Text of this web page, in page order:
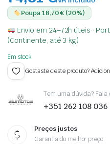
Poupa 18,70 € (20%)
Envio em 24–72h úteis ·
(Continente, até 3 kg)
Em stock
Gostaste deste produto?
Tem uma dúvida? Fala
+351 262 108 036
Preços justos
Garantia do melhor preço